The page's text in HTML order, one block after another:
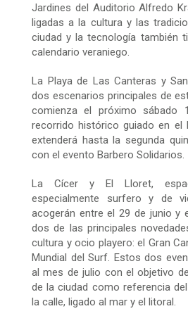
Jardines del Auditorio Alfredo
ligadas a la cultura y las
ciudad y la tecnología también
calendario veraniego.
La Playa de Las Canteras y
dos escenarios principales de
comienza el próximo sábado
recorrido histórico guiado en el
extenderá hasta la segunda
con el evento Barbero Solidarios.
La Cícer y El Lloret,
especialmente surfero y de
acogerán entre el 29 de junio y
dos de las principales
cultura y ocio playero: el Gran
Mundial del Surf. Estos dos
al mes de julio con el objetivo
de la ciudad como referencia
la calle, ligado al mar y el litoral.